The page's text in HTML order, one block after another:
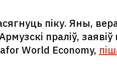
піку. Яны,
праліў, заявіў
World Economy,